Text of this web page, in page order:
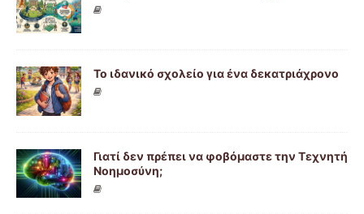
Το ιδανικό σχολείο για ένα δεκατριάχρονο
Γιατί δεν πρέπει να φοβόμαστε την Τεχνητή
Νοημοσύνη;